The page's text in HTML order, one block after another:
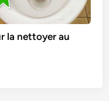
la nettoyer au